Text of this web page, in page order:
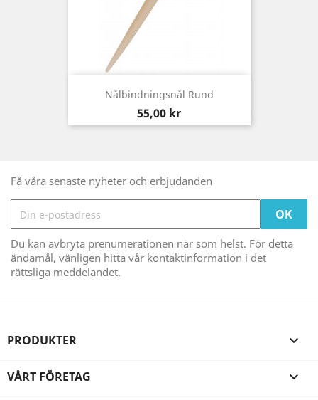
Nålbindningsnål Rund
Pris
55,00 kr
Få våra senaste nyheter och erbjudanden
Du kan avbryta prenumerationen när som helst. För detta
ändamål, vänligen hitta vår kontaktinformation i det
rättsliga meddelandet.
PRODUKTER 
VÅRT FÖRETAG 